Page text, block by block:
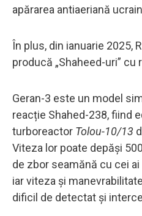
apărarea antiaeriană
În plus, din ianuarie 2025,
producă „Shaheed-uri” cu
Geran-3 este un model
reacție Shahed-238, fiind
turboreactor Tolou-10/13
Viteza lor poate depăși
de zbor seamănă cu cei
iar viteza și
dificil de detectat și